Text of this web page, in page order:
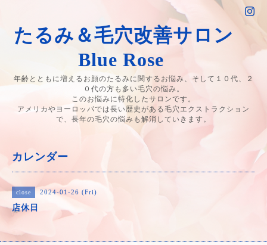
たるみ＆毛穴改善サロン
Blue Rose
年齢とともに増えるお顔のたるみに関するお悩み、そして１０代、２
０代の方も多い毛穴の悩み。
このお悩みに特化したサロンです。
アメリカやヨーロッパでは長い歴史がある毛穴エクストラクション
で、長年の毛穴の悩みも解消していきます。
カレンダー
close 2024-01-26 (Fri)
店休日